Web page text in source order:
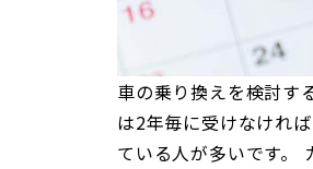
車の乗り換えを検討す
は2年毎に受けなけれ
ている人が多いです。